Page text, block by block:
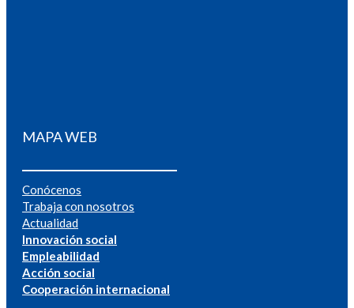
MAPA WEB
Conócenos
Trabaja con nosotros
Actualidad
Innovación social
Empleabilidad
Acción social
Cooperación internacional